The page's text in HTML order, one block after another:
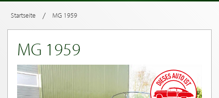
Startseite / MG 1959
MG 1959